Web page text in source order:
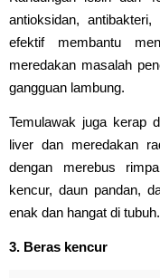
antioksidan,
efektif membantu
meredakan masalah
gangguan lambung.
Temulawak juga kerap
liver dan meredakan
dengan merebus
kencur, daun pandan,
enak dan hangat di tubuh.
3. Beras kencur